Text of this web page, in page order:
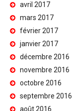
avril 2017
mars 2017
février 2017
janvier 2017
décembre 2016
novembre 2016
octobre 2016
septembre 2016
août 2016